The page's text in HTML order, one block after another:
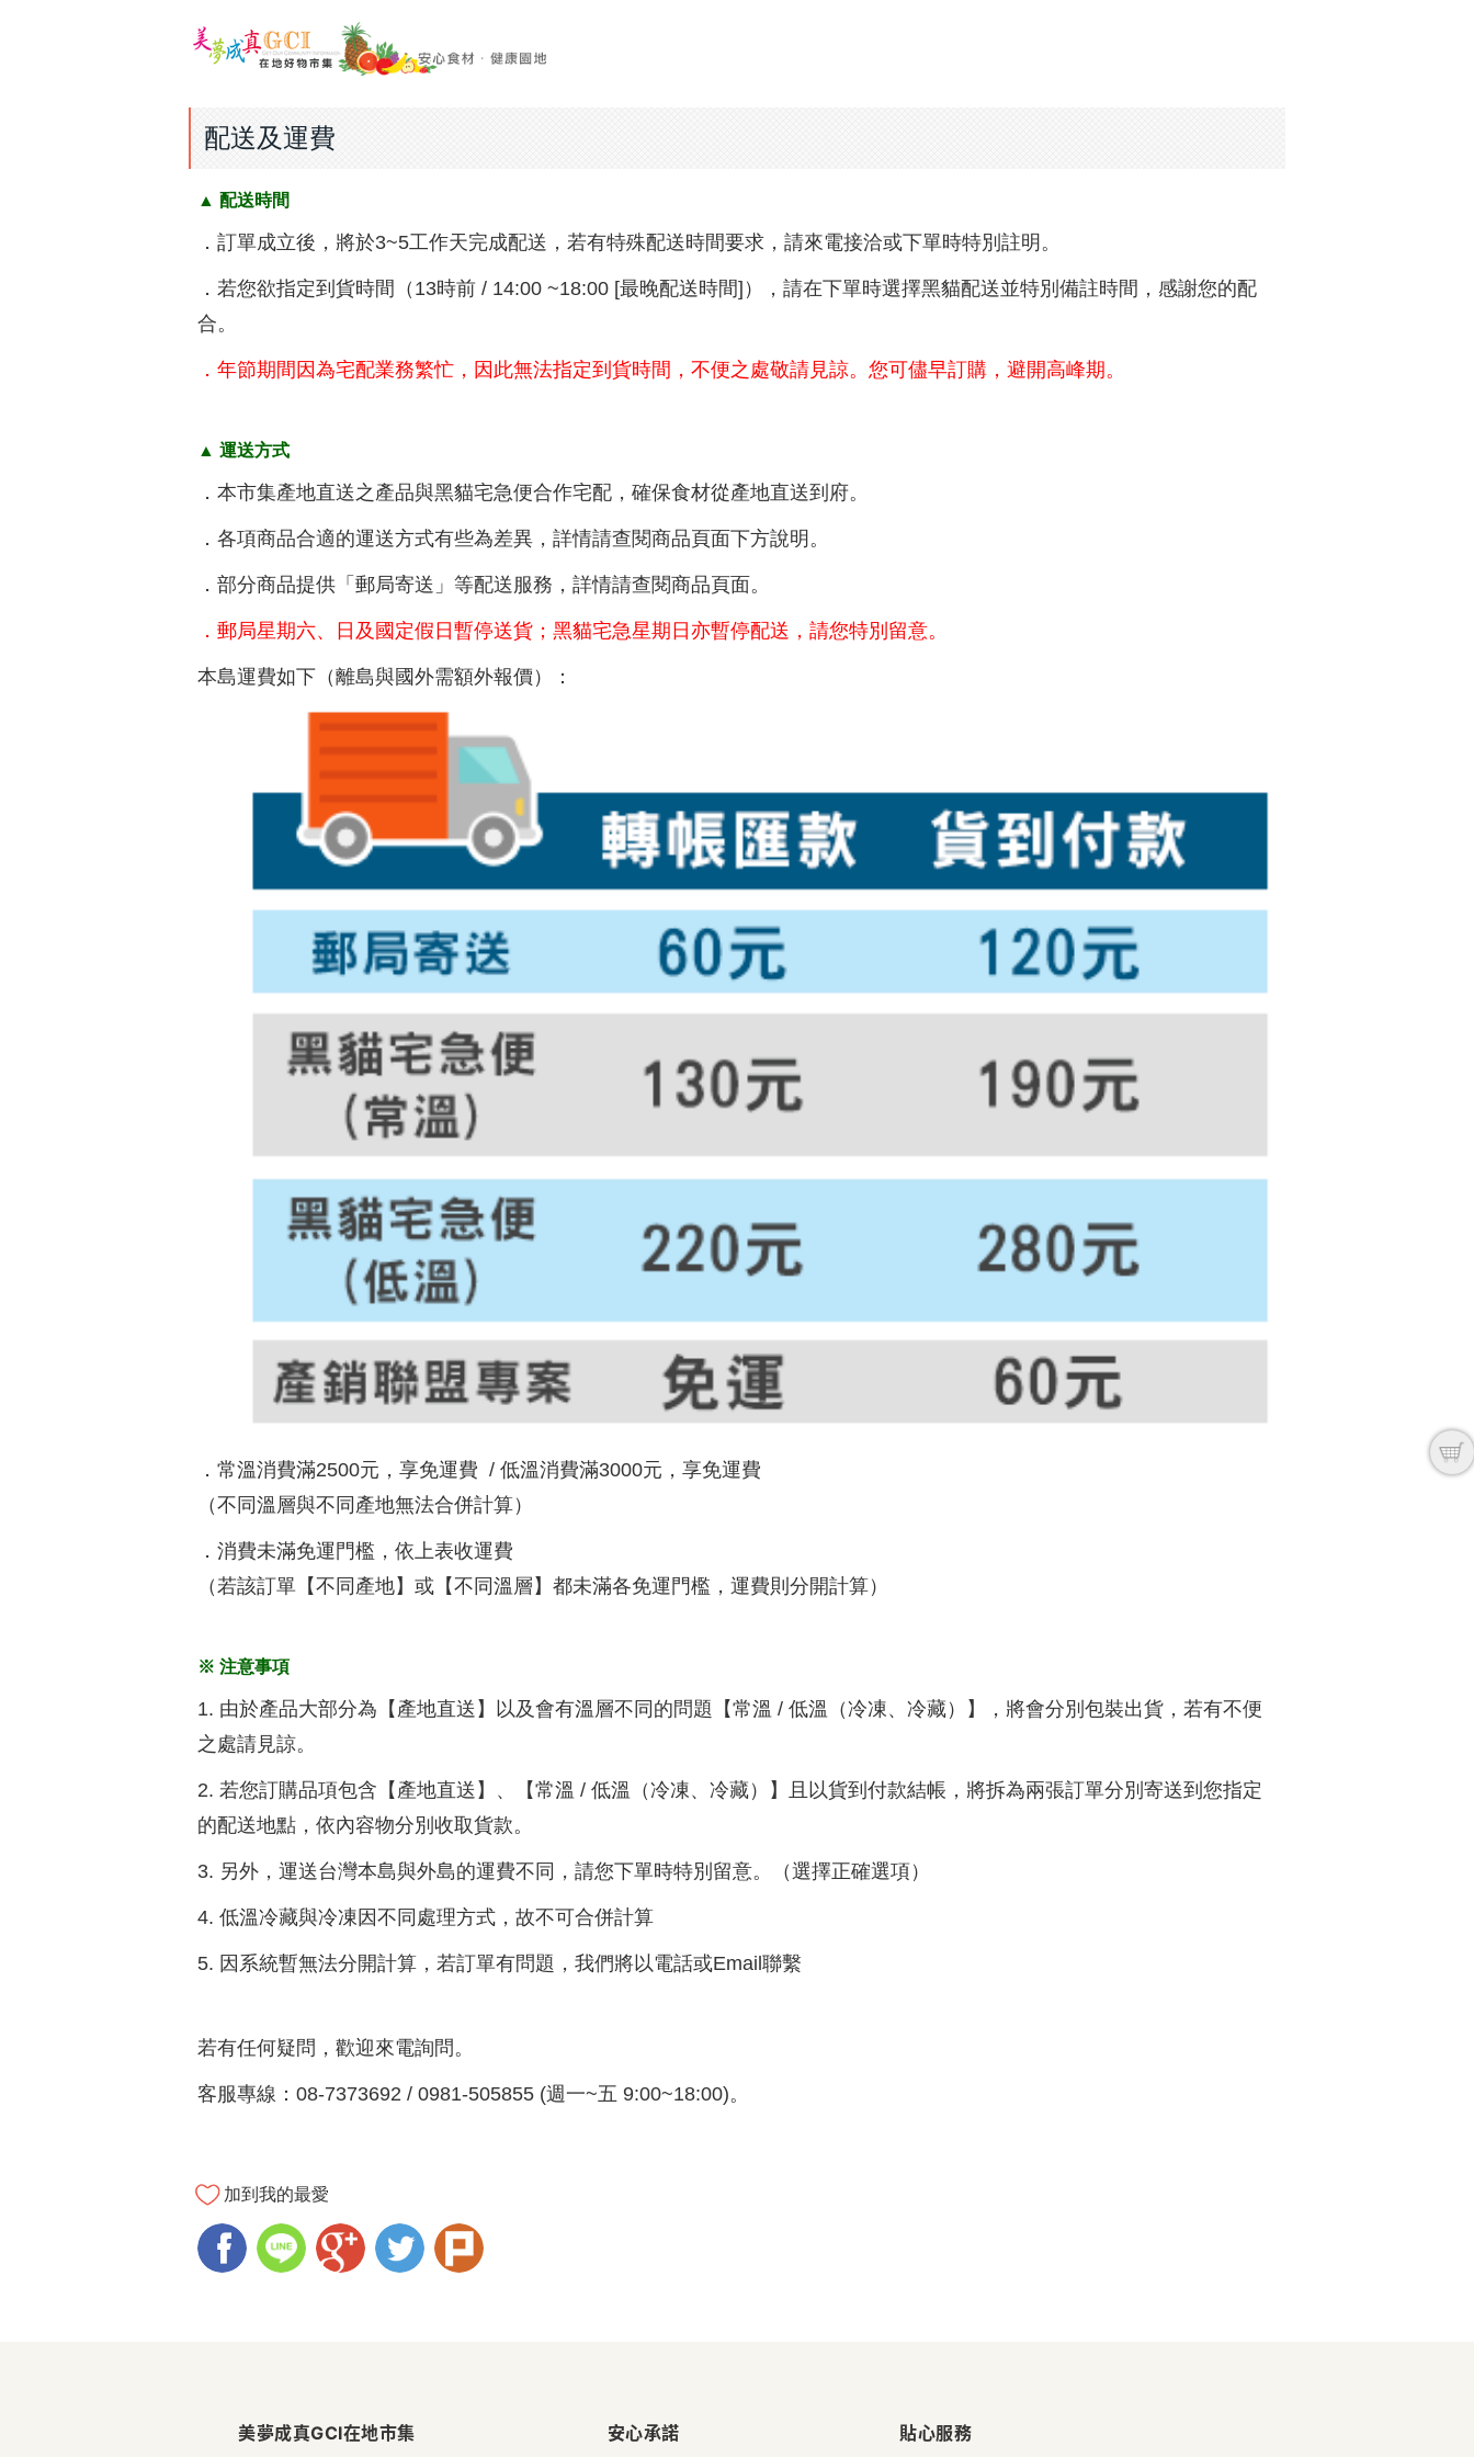
配送及運費
▲ 配送時間
．訂單成立後，將於3~5工作天完成配送，若有特殊配送時間要求，請來電接洽或下單時特別註明。
．若您欲指定到貨時間（13時前 / 14:00 ~18:00 [最晚配送時間]），請在下單時選擇黑貓配送並特別備註時間，感謝您的配
合。
．年節期間因為宅配業務繁忙，因此無法指定到貨時間，不便之處敬請見諒。您可儘早訂購，避開高峰期。
▲ 運送方式
．本市集產地直送之產品與黑貓宅急便合作宅配，確保食材從產地直送到府。
．各項商品合適的運送方式有些為差異，詳情請查閱商品頁面下方說明。
．部分商品提供「郵局寄送」等配送服務，詳情請查閱商品頁面。
．郵局星期六、日及國定假日暫停送貨；黑貓宅急星期日亦暫停配送，請您特別留意。
本島運費如下（離島與國外需額外報價）：
．常溫消費滿2500元，享免運費 / 低溫消費滿3000元，享免運費
（不同溫層與不同產地無法合併計算）
．消費未滿免運門檻，依上表收運費
（若該訂單【不同產地】或【不同溫層】都未滿各免運門檻，運費則分開計算）
※ 注意事項
1. 由於產品大部分為【產地直送】以及會有溫層不同的問題【常溫 / 低溫（冷凍、冷藏）】，將會分別包裝出貨，若有不便
之處請見諒。
2. 若您訂購品項包含【產地直送】、【常溫 / 低溫（冷凍、冷藏）】且以貨到付款結帳，將拆為兩張訂單分別寄送到您指定
的配送地點，依內容物分別收取貨款。
3. 另外，運送台灣本島與外島的運費不同，請您下單時特別留意。（選擇正確選項）
4. 低溫冷藏與冷凍因不同處理方式，故不可合併計算
5. 因系統暫無法分開計算，若訂單有問題，我們將以電話或Email聯繫
若有任何疑問，歡迎來電詢問。
客服專線：08-7373692 / 0981-505855 (週一~五 9:00~18:00)。
加到我的最愛
美夢成真GCI在地市集 安心承諾 貼心服務